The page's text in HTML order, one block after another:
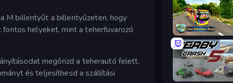
M billentyűt a billentyűzeten, hogy
helyeket, mint a teherfuvarozó
megőrizd a teherautó felett,
és teljesíthesd a szállítási
Bus Simulator Real
Derby Crash 5